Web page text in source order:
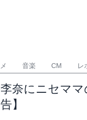
音楽 CM レ
奈にニセマ
】